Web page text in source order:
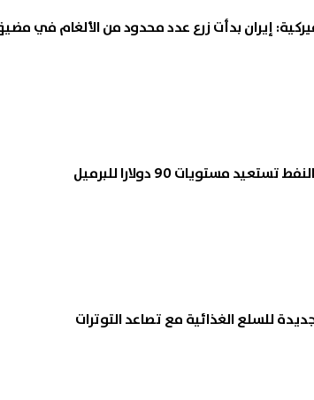
إيران بدأت زرع عدد محدود من الألغام في
للسلع الغذائية مع تصاعد التوترات